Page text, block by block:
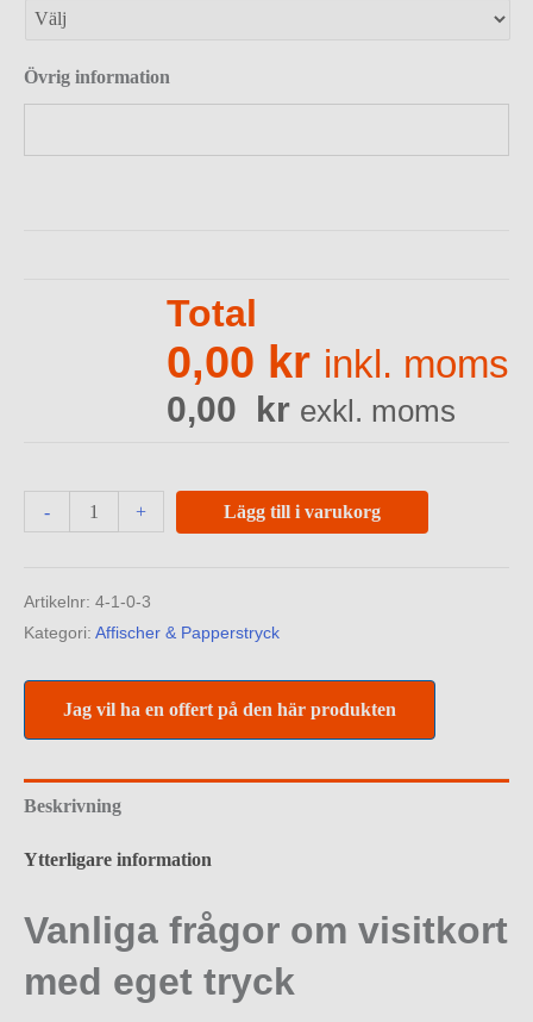
Övrig information
Total
0,00 kr inkl. moms
0,00 kr exkl. moms
-
tryck
mängd
+ Lägg till i varukorg
Artikelnr: 4-1-0-3
Kategori: Affischer & Papperstryck
Jag vil ha en offert på den här produkten
Beskrivning
Ytterligare information
Vanliga frågor om visitkort
med eget tryck